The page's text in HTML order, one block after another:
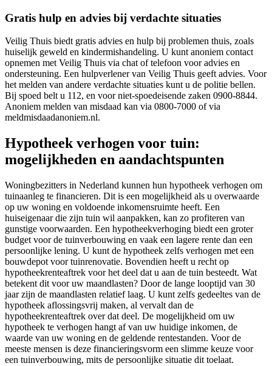
Gratis hulp en advies bij verdachte situaties
Veilig Thuis biedt gratis advies en hulp bij problemen thuis, zoals
huiselijk geweld en kindermishandeling. U kunt anoniem contact
opnemen met Veilig Thuis via chat of telefoon voor advies en
ondersteuning. Een hulpverlener van Veilig Thuis geeft advies. Voor
het melden van andere verdachte situaties kunt u de politie bellen.
Bij spoed belt u 112, en voor niet-spoedeisende zaken 0900-8844.
Anoniem melden van misdaad kan via 0800-7000 of via
meldmisdaadanoniem.nl.
Hypotheek verhogen voor tuin:
mogelijkheden en aandachtspunten
Woningbezitters in Nederland kunnen hun hypotheek verhogen om
tuinaanleg te financieren. Dit is een mogelijkheid als u overwaarde
op uw woning en voldoende inkomensruimte heeft. Een
huiseigenaar die zijn tuin wil aanpakken, kan zo profiteren van
gunstige voorwaarden. Een hypotheekverhoging biedt een groter
budget voor de tuinverbouwing en vaak een lagere rente dan een
persoonlijke lening. U kunt de hypotheek zelfs verhogen met een
bouwdepot voor tuinrenovatie. Bovendien heeft u recht op
hypotheekrenteaftrek voor het deel dat u aan de tuin besteedt. Wat
betekent dit voor uw maandlasten? Door de lange looptijd van 30
jaar zijn de maandlasten relatief laag. U kunt zelfs gedeeltes van de
hypotheek aflossingsvrij maken, al vervalt dan de
hypotheekrenteaftrek over dat deel. De mogelijkheid om uw
hypotheek te verhogen hangt af van uw huidige inkomen, de
waarde van uw woning en de geldende rentestanden. Voor de
meeste mensen is deze financieringsvorm een slimme keuze voor
een tuinverbouwing, mits de persoonlijke situatie dit toelaat.